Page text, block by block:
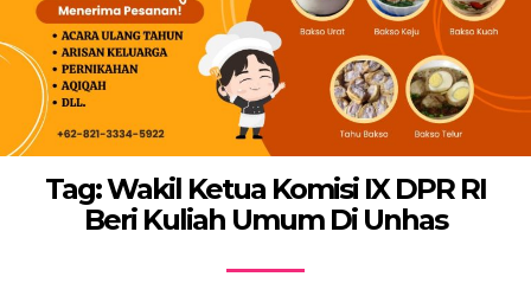
Tag: Wakil Ketua Komisi IX DPR RI
Beri Kuliah Umum Di Unhas